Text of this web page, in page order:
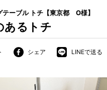
店舗から探す
あるトチ
テーブル トチ【東京都 O様】
シェア LINEで送る